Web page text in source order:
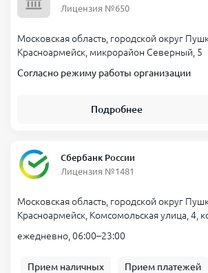
Лицензия №650
Московская область, городской округ
Красноармейск, микрорайон Северный, 5
Согласно режиму работы организации
Подробнее
Сбербанк России
Лицензия №1481
Московская область, городской округ
Красноармейск, Комсомольская улица, 4,
ежедневно, 06:00–23:00
Прием наличных Прием платежей